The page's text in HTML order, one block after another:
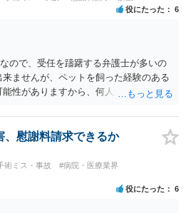
しても、裁判基準での和解は難しい）
ることにより提示額が大きく変わるこ
ば弁護士に依頼した上での交渉をお勧
役にたった 6
ので、受任を躊躇する弁護士が多いの
ませんが、ペットを飼った経験のある
性がありますから、何人か問い合わせ
、慰謝料請求できるか
術ミス・事故
#病院・医療業界
役にたった 6